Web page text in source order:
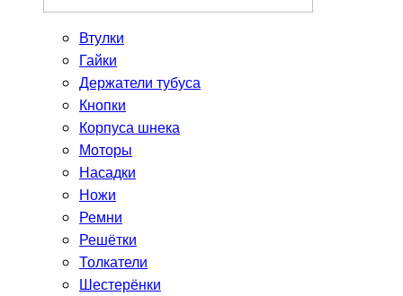
Втулки
Гайки
Держатели тубуса
Кнопки
Корпуса шнека
Моторы
Насадки
Ножи
Ремни
Решётки
Толкатели
Шестерёнки